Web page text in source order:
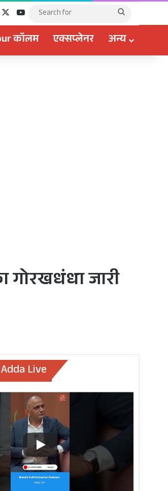
YouTube
Search
कॉलम एक्सप्लेनर अन्य
गोरखधंधा जारी
Live